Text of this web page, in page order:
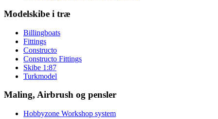
Modelskibe i træ
Billingboats
Fittings
Constructo
Constructo Fittings
Skibe 1:87
Turkmodel
Maling, Airbrush og pensler
Hobbyzone Workshop system